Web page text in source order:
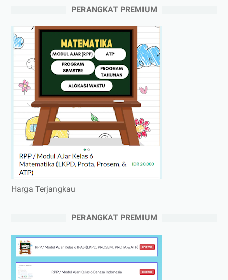
PERANGKAT PREMIUM
Harga Terjangkau
PERANGKAT PREMIUM